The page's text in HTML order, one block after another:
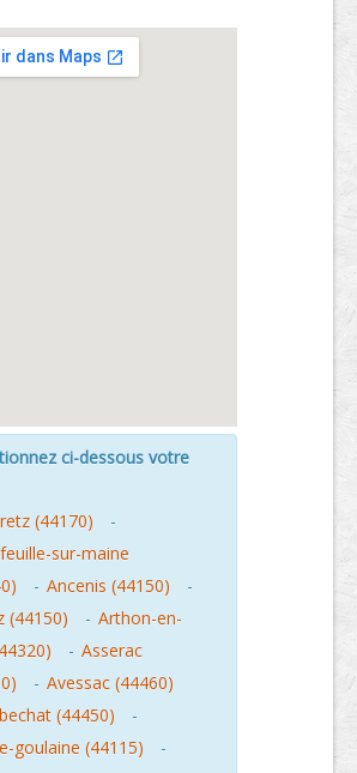
ci-dessous votre
(44170)
-
sur-maine
- Ancenis (44150)
-
(44150)
- Arthon-en-
- Asserac
- Avessac (44460)
(44450)
-
goulaine (44115)
-